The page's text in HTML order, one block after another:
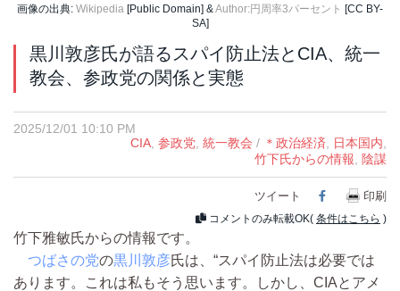
画像の出典: Wikipedia [Public Domain] & Author:円周率3パーセント [CC BY-
SA]
黒川敦彦氏が語るスパイ防止法とCIA、統一
教会、参政党の関係と実態
2025/12/01 10:10 PM
CIA 参政党 統一教会 / ＊政治経済 日本国内
竹下氏からの情報
陰謀
ツイート Facebook
印刷
コメントのみ転載OK( 条件はこちら )
竹下雅敏氏からの情報です。
つばさの党の黒川敦彦氏は、“スパイ防止法は必要では
あります。これは私もそう思います。しかし、CIAとアメ